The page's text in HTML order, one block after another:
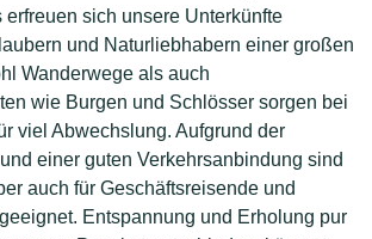
erfreuen sich unsere Unterkünfte
und Naturliebhabern einer großen
Wanderwege als auch
wie Burgen und Schlösser sorgen bei
viel Abwechslung. Aufgrund der
einer guten Verkehrsanbindung sind
auch für Geschäftsreisende und
Entspannung und Erholung pur